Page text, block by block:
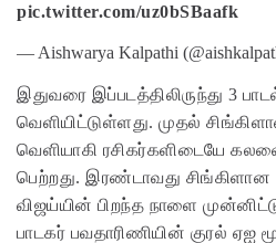
pic.twitter.com/uz0bSBaafk
— Aishwarya Kalpathi
இதுவரை இப்படத்திலிருந்து 3
வெளியிட்டுள்ளது. முதல்
வெளியாகி ரசிகர்களிடையே
பெற்றது. இரண்டாவது
விஜய்யின் பிறந்த நாளை
பாடகர் பவதாரிணியின் குரல் ஏஐ